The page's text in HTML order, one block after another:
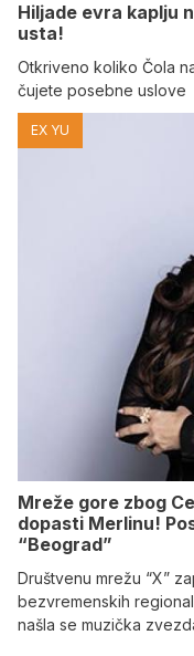
Hiljade evra kaplju
usta!
Otkriveno koliko Čola
čujete posebne uslove
EX YU
Mreže gore zbog
dopasti Merlinu!
“Beograd”
Društvenu mrežu “X”
bezvremenskih
našla se muzička